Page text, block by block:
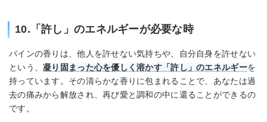
10.「許し」のエネルギーが必要な時
パインの香りは、他人を許せない気持ちや、自分自身を許せない
という、凝り固まった心を優しく溶かす「許し」のエネルギーを
持っています。その清らかな香りに包まれることで、あなたは過
去の痛みから解放され、再び愛と調和の中に還ることができるの
です。